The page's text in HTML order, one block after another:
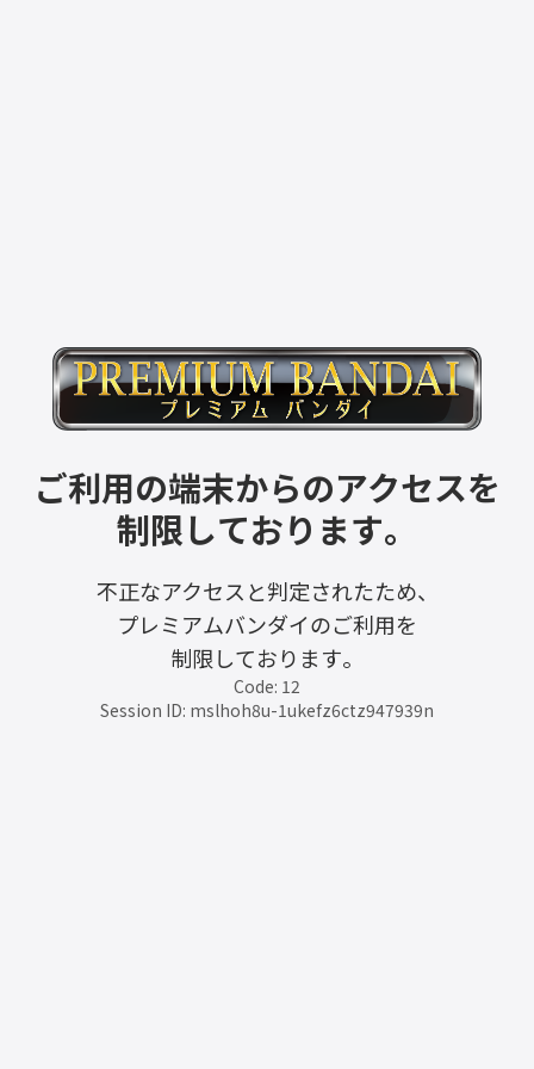
ご利用の端末からのアクセスを
制限しております。
不正なアクセスと判定されたため、
プレミアムバンダイのご利用を
制限しております。
Code: 12
Session ID: mslhoh8u-1ukefz6ctz947939n